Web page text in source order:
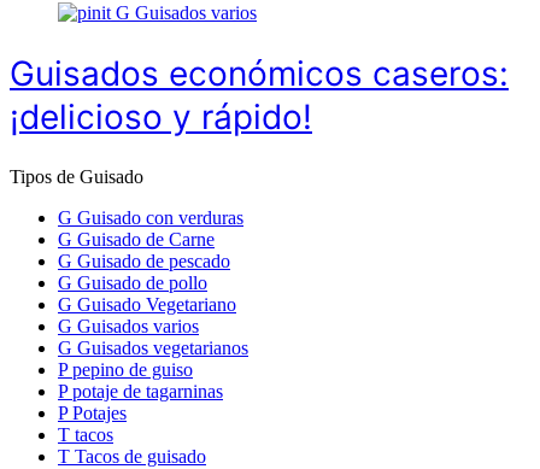
G Guisados varios
Guisados económicos caseros:
¡delicioso y rápido!
Tipos de Guisado
G Guisado con verduras
G Guisado de Carne
G Guisado de pescado
G Guisado de pollo
G Guisado Vegetariano
G Guisados varios
G Guisados vegetarianos
P pepino de guiso
P potaje de tagarninas
P Potajes
T tacos
T Tacos de guisado